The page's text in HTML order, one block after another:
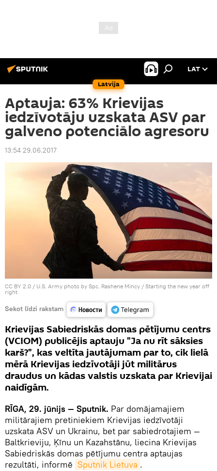
Latvija
LAT
Aptauja: 63% Krievijas
iedzīvotāju uzskata ASV par
galveno potenciālo agresoru
13:54 29.06.2017
CC BY 2.0 / U.S. Army photo by Spc. Rashene Mincy / Starting the new year off
right
Sekot līdzi rakstam
Krievijas Sabiedriskās domas pētījumu centrs
(VCIOM) publicējis aptauju "Ja nu rīt sāksies
karš?", kas veltīta jautājumam par to, cik lielā
mērā Krievijas iedzīvotāji jūt militārus
draudus un kādas valstis uzskata par Krievijai
naidīgām.
RĪGA, 29. jūnijs — Sputnik. Par domājamajiem
militārajiem pretiniekiem Krievijas iedzīvotāji
uzskata ASV un Ukrainu, bet par sabiedrotajiem —
Baltkrieviju, Ķīnu un Kazahstānu, liecina Krievijas
Sabiedriskās domas pētījumu centra aptaujas
rezultāti, informē Sputnik Lietuva .